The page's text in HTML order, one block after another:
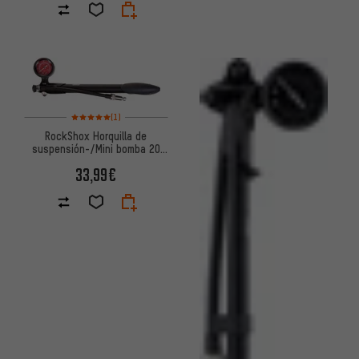
Valoración media: 5 de 5 basada en 1 reseñas
(1)
RockShox Horquilla de
suspensión-/Mini bomba 20
33,99€